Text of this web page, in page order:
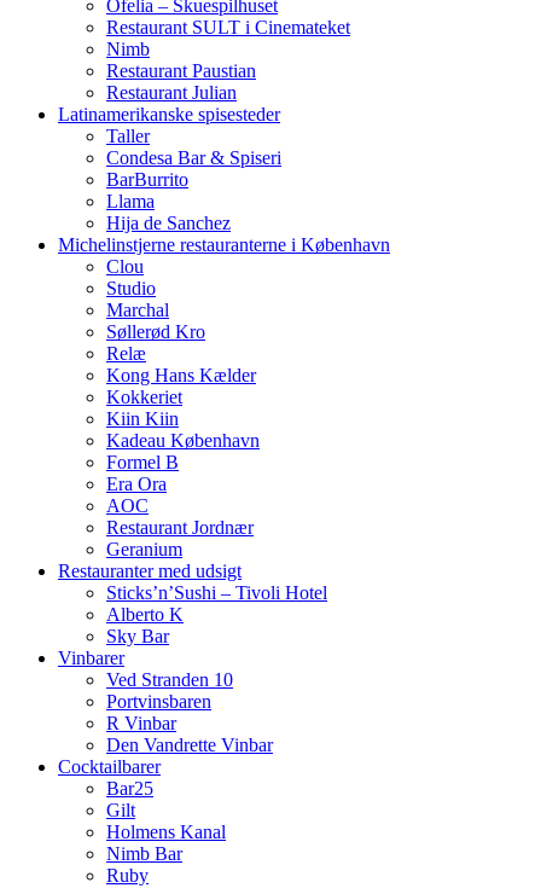
Ofelia – Skuespilhuset
Restaurant SULT i Cinemateket
Nimb
Restaurant Paustian
Restaurant Julian
Latinamerikanske spisesteder
Taller
Condesa Bar & Spiseri
BarBurrito
Llama
Hija de Sanchez
Michelinstjerne restauranterne i København
Clou
Studio
Marchal
Søllerød Kro
Relæ
Kong Hans Kælder
Kokkeriet
Kiin Kiin
Kadeau København
Formel B
Era Ora
AOC
Restaurant Jordnær
Geranium
Restauranter med udsigt
Sticks’n’Sushi – Tivoli Hotel
Alberto K
Sky Bar
Vinbarer
Ved Stranden 10
Portvinsbaren
R Vinbar
Den Vandrette Vinbar
Cocktailbarer
Bar25
Gilt
Holmens Kanal
Nimb Bar
Ruby